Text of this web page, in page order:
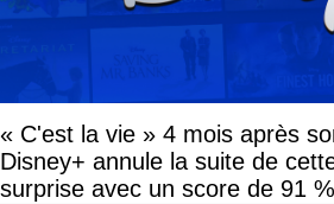
« C'est la vie » 4 mois après
Disney+ annule la suite de
surprise avec un score de 91 %